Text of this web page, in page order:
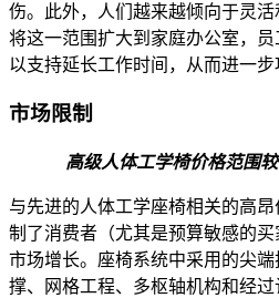
伤。此外，人们越来越倾向于灵
将这一范围扩大到家庭办公室，
以支持延长工作时间，从而进一步
市场限制
高级人体工学椅价格范围
与先进的人体工学座椅相关的高
制了消费者（尤其是预算敏感的
市场增长。座椅系统中采用的尖
撑、网格工程、多枢轴机构和经过